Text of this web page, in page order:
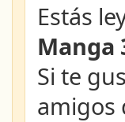
Estás
Manga
Si te
amigos